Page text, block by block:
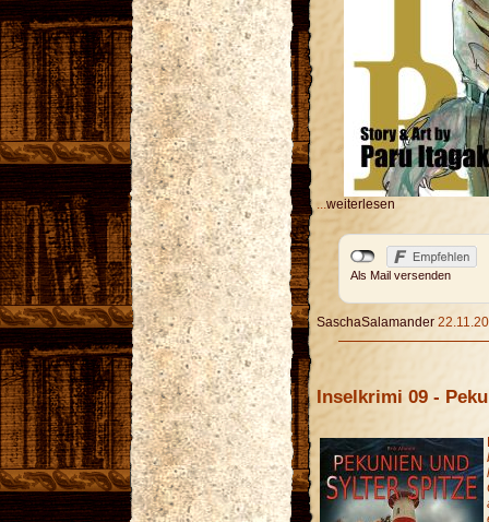
...weiterlesen
Als Mail versenden
SaschaSalamander
Inselkrimi 09 -